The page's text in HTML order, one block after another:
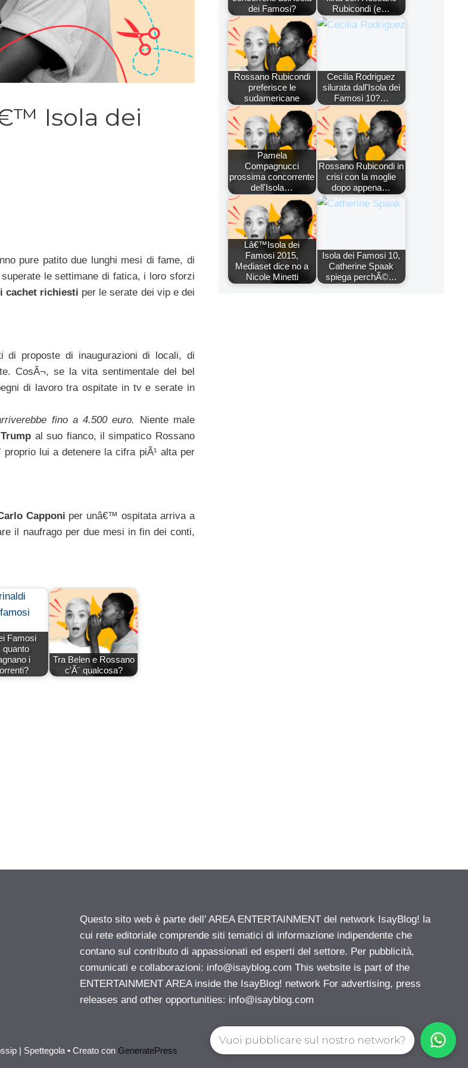
Isola dei
pure patito due lunghi mesi di fame, di
le settimane di fatica, i loro sforzi
cachet richiesti per le serate dei vip e dei
di proposte di inaugurazioni di locali, di
CosÃ¬, se la vita sentimentale del bel
di lavoro tra ospitate in tv e serate in
fino a 4.500 euro.
Niente male
al suo fianco, il simpatico Rossano
lui a detenere la cifra piÃ¹ alta per
Capponi per unâ€™ ospitata arriva a
il naufrago per due mesi in fin dei conti,
Famosi
quanto
i
Tra Belen e Rossano
c'Ã¨ qualcosa?
dei Famosi?
Rubicondi (e…
Rossano Rubicondi
preferisce le
sudamericane
Cecilia Rodriguez
silurata dall'Isola dei
Famosi 10?…
Pamela
Compagnucci
prossima concorrente
dell'Isola…
Rossano Rubicondi in
crisi con la moglie
dopo appena…
Lâ€™Isola dei
Famosi 2015,
Mediaset dice no a
Nicole Minetti
Isola dei Famosi 10,
Catherine Spaak
spiega perchÃ©…
Questo sito web è parte dell’ AREA ENTERTAINMENT del network IsayBlog! la
cui rete editoriale comprende siti tematici di informazione indipendente che
contano sul contributo di appassionati ed esperti del settore. Per pubblicità,
comunicati e collaborazioni: info@isayblog.com This website is part of the
ENTERTAINMENT AREA inside the IsayBlog! network For advertising, press
releases and other opportunities: info@isayblog.com
| Spettegola • Creato con GeneratePress
Vuoi pubblicare sul nostro network?